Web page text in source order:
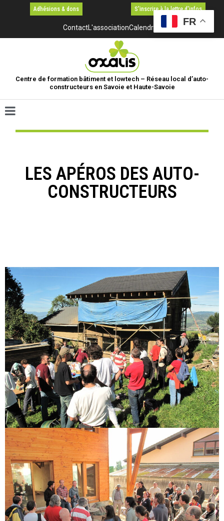
Adhésions & dons S'inscrire à la lettre d'infos
ContactL'associationCalendrier
Centre de formation bâtiment et lowtech – Réseau local d’auto-
constructeurs en Savoie et Haute-Savoie
LES APÉROS DES AUTO-
CONSTRUCTEURS
FR